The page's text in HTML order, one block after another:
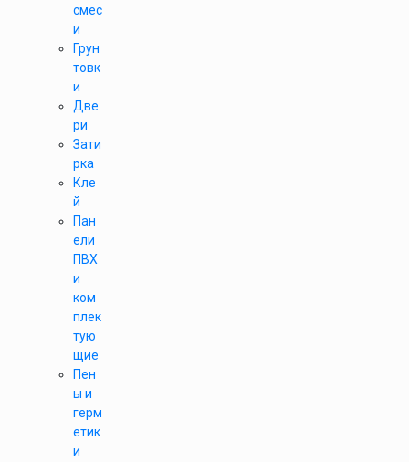
смес
и
Грун
товк
и
Две
ри
Зати
рка
Кле
й
Пан
ели
ПВХ
и
ком
плек
тую
щие
Пен
ы и
герм
етик
и